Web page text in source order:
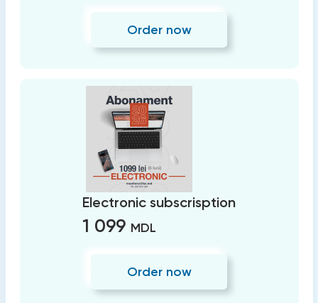
Order now
Electronic subscrisption
1 099 MDL
Order now